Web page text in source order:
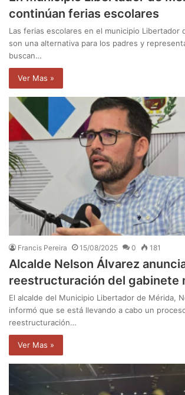
continúan ferias escolares
Las ferias escolares en el municipio Libertador
son una alternativa para los padres y
buscan…
Ver Mas »
Francis Pereira 15/08/2025 0 181
Alcalde Nelson Álvarez
reestructuración del gabinete
El alcalde del Municipio Libertador de Mérida,
informó que se está llevando a cabo un
reestructuración…
Ver Mas »